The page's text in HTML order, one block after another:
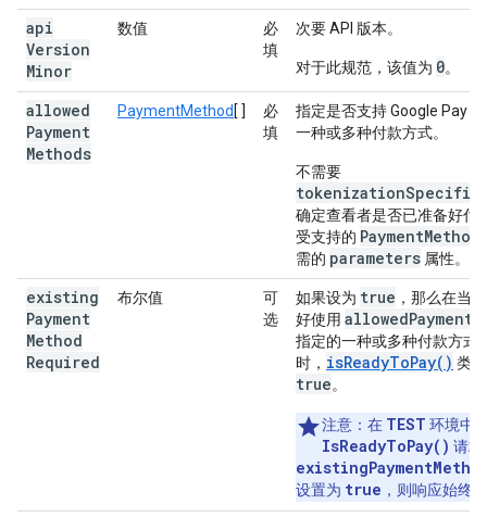
api
Version
Minor
数值
必
填
次要 API 版本。
对于此规范，该值为 0。
allowed
Payment
Methods
PaymentMethod [ ]
必
填
指定是否支持 Google Pay
一种或多种付款方式。
不需要
确定查看者是否已准备好付
受支持的 PaymentMethod
需的 parameters 属性。
existing
Payment
Method
Required
布尔值
可
选
如果设为 true ，那么在当
好使用
指定的一种或多种付款方式
时， isReadyToPay() 类
true。
注意 ：在 TEST 环境中
IsReadyToPay() 请求
设置为 true ，则响应始终